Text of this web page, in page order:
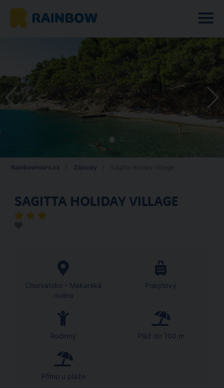
Rainbowtours.cz Zájezdy
SAGITTA HOLIDAY VILLAGE
Chorvatsko - Makarská
riviéra
Pobytový
Rodinný Pláž do 100 m
Přímo u pláže